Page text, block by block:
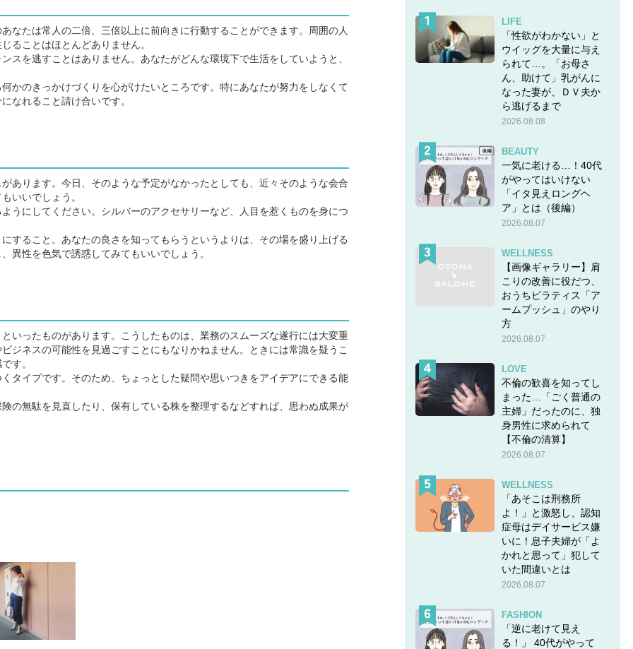
なたは常人の二倍、三倍以上に前向きに行動することができます。周囲の人
ることはほとんどありません。
を逃すことはありません。あなたがどんな環境下で生活をしていようと、
かのきっかけづくりを心がけたいところです。特にあなたが努力をしなくて
なれること請け合いです。
あります。今日、そのような予定がなかったとしても、近々そのような会合
いいでしょう。
うにしてください。シルバーのアクセサリーなど、人目を惹くものを身につ
すること。あなたの良さを知ってもらうというよりは、その場を盛り上げる
異性を色気で誘惑してみてもいいでしょう。
いったものがあります。こうしたものは、業務のスムーズな遂行には大変重
ジネスの可能性を見過ごすことにもなりかねません。ときには常識を疑うこ
す。
タイプです。そのため、ちょっとした疑問や思いつきをアイデアにできる能
の無駄を見直したり、保有している株を整理するなどすれば、思わぬ成果が
LIFE
「性欲がわかない」と
ウイッグを大量に与え
られて…。「お母さ
ん、助けて」乳がんに
なった妻が、ＤＶ夫か
ら逃げるまで
2026.08.08
BEAUTY
一気に老ける…！40代
がやってはいけない
「イタ見えロングヘ
ア」とは（後編）
2026.08.07
WELLNESS
【画像ギャラリー】肩
こりの改善に役だつ、
おうちピラティス「ア
ームプッシュ」のやり
方
2026.08.07
LOVE
不倫の歓喜を知ってし
まった…「ごく普通の
主婦」だったのに、独
身男性に求められて
【不倫の清算】
2026.08.07
WELLNESS
「あそこは刑務所
よ！」と激怒し、認知
症母はデイサービス嫌
いに！息子夫婦が「よ
かれと思って」犯して
いた間違いとは
2026.08.07
FASHION
「逆に老けて見え
る！」 40代がやって